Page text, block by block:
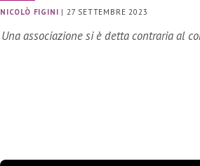
NICOLÒ FIGINI | 27 SETTEMBRE 2023
Una associazione si è detta contraria al